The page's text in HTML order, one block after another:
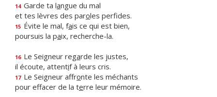
14 Garde ta langue du mal
et tes lèvres des paroles perfides.
15 Évite le mal, fais ce qui est bien,
poursuis la paix, recherche-la.
16 Le Seigneur regarde les justes,
il écoute, attentif à leurs cris.
17 Le Seigneur affronte les méchants
pour effacer de la terre leur mémoire.